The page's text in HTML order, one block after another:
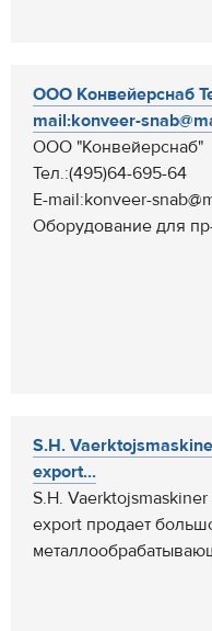
ООО Конвейерснаб
mail:konveer-
ООО "Конвейерснаб"
Тел.:(495)64-695-64
E-mail:konveer-
Оборудование для
S.H.
export...
S.H.
export продает